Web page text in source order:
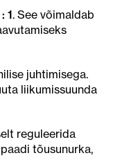
1. See võimaldab
juhtimisega.
liikumissuunda
reguleerida
tõusunurka,